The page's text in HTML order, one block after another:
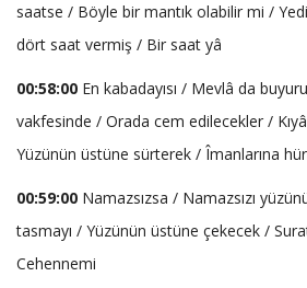
saatse / Böyle bir mantık olabilir mi /
dört saat vermiş / Bir saat yâ
00:58:00 En kabadayısı / Mevlâ da
vakfesinde / Orada cem edilecekler /
Yüzünün üstüne sürterek / Îmanlarına
00:59:00 Namazsızsa / Namazsızı
tasmayı / Yüzünün üstüne çekecek /
Cehennemi